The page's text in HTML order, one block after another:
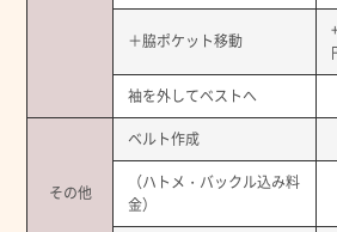
＋脇ポケット移動
袖を外してベストへ
その他
ベルト作成
（ハトメ・バックル込み料
金）